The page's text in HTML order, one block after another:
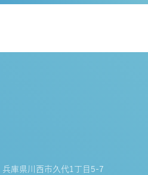
庫県川西市久代1丁目5-7